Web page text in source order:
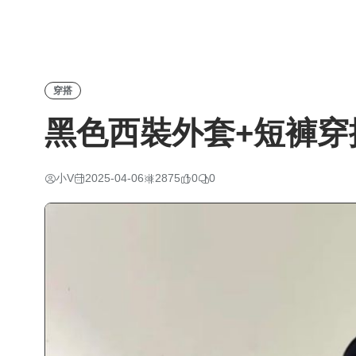
穿搭
黑色西裝外套+短褲穿
小V 2025-04-06 2875 0 0